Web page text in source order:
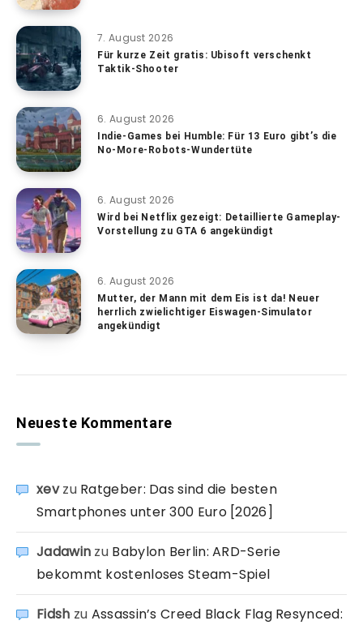
7. August 2026
Für kurze Zeit gratis: Ubisoft verschenkt
Taktik-Shooter
6. August 2026
Indie-Games bei Humble: Für 13 Euro gibt’s die
No-More-Robots-Wundertüte
6. August 2026
Wird bei Netflix gezeigt: Detaillierte Gameplay-
Vorstellung zu GTA 6 angekündigt
6. August 2026
Mutter, der Mann mit dem Eis ist da! Neuer
herrlich zwielichtiger Eiswagen-Simulator
angekündigt
Neueste Kommentare
xevzu Ratgeber: Das sind die besten
Smartphones unter 300 Euro [2026]
Jadawin zu Babylon Berlin: ARD-Serie
bekommt kostenloses Steam-Spiel
Fidsh zu Assassin’s Creed Black Flag Resynced: